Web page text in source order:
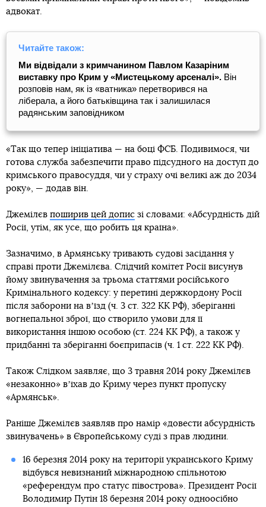
адвокат.
Читайте також:
Ми відвідали з кримчанином Павлом Казаріним
виставку про Крим у «Мистецькому арсеналі». Він
розповів нам, як із «ватника» перетворився на
ліберала, а його батьківщина так і залишилася
радянським заповідником
«Так що тепер ініціатива — на боці ФСБ. Подивимося, чи
готова служба забезпечити право підсудного на доступ до
кримського правосуддя, чи у страху очі великі аж до 2034
року», — додав він.
Джемілєв поширив цей допис зі словами: «Абсурдність дій
Росії, утім, як усе, що робить ця країна».
Зазначимо, в Армянську тривають судові засідання у
справі проти Джемілєва. Слідчий комітет Росії висунув
йому звинувачення за трьома статтями російського
Кримінального кодексу: у перетині держкордону Росії
після заборони на вʼїзд (ч. 3 ст. 322 КК РФ), зберіганні
вогнепальної зброї, що створило умови для її
використання іншою особою (ст. 224 КК РФ), а також у
придбанні та зберіганні боєприпасів (ч. 1 ст. 222 КК РФ).
Також Слідком заявляє, що 3 травня 2014 року Джемілєв
«незаконно» вʼїхав до Криму через пункт пропуску
«Армянськ».
Раніше Джемілєв заявляв про намір «довести абсурдність
звинувачень» в Європейському суді з прав людини.
16 березня 2014 року на території українського Криму
відбувся невизнаний міжнародною спільнотою
«референдум про статус півострова». Президент Росії
Володимир Путін 18 березня 2014 року одноосібно